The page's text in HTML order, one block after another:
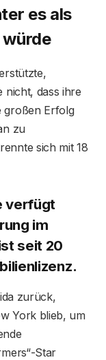
es als
nicht, dass ihre
großen Erfolg
zu
sich mit 18
verfügt
im
seit 20
zurück,
York blieb, um
Star